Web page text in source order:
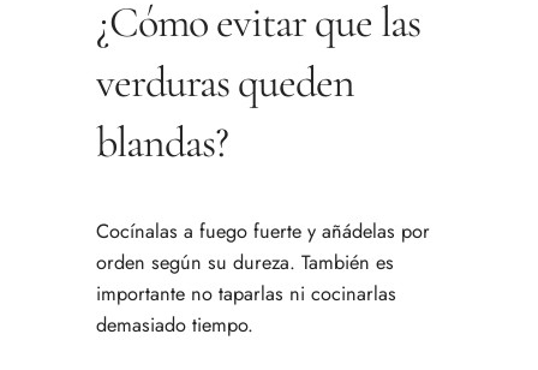
¿Cómo evitar que las
verduras queden
blandas?
Cocínalas a fuego fuerte y añádelas por
orden según su dureza. También es
importante no taparlas ni cocinarlas
demasiado tiempo.